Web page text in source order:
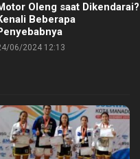
Oleng saat Dikendarai?
Beberapa
06/2024 12:13